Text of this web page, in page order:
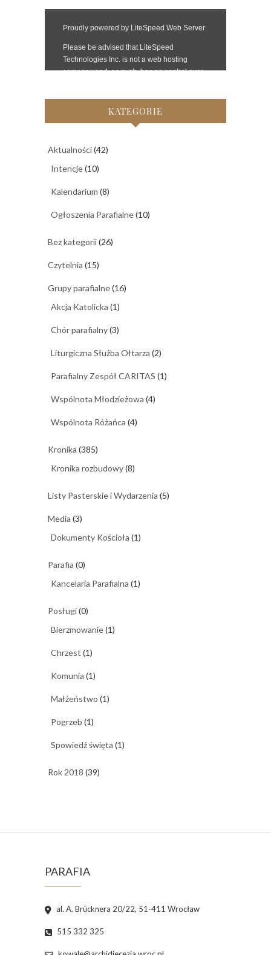
KATEGORIE
Aktualności(42)
Intencje(10)
Kalendarium (8)
Ogłoszenia Parafialne(10)
Bez kategorii(26)
Czytelnia (15)
Grupy parafialne(16)
Akcja Katolicka (1)
Chór parafialny(3)
Liturgiczna Służba Ołtarza (2)
Parafialny Zespół CARITAS (1)
Wspólnota Młodzieżowa (4)
Wspólnota Różańca (4)
Kronika (385)
Kronika rozbudowy(8)
Listy Pasterskie i Wydarzenia (5)
Media (3)
Dokumenty Kościoła (1)
Parafia (0)
Kancelaria Parafialna (1)
Posługi(0)
Bierzmowanie(1)
Chrzest (1)
Komunia (1)
Małżeństwo (1)
Pogrzeb (1)
Spowiedź święta (1)
Rok 2018 (39)
PARAFIA
al. A. Brücknera 20/22, 51-411 Wrocław
515 332 325